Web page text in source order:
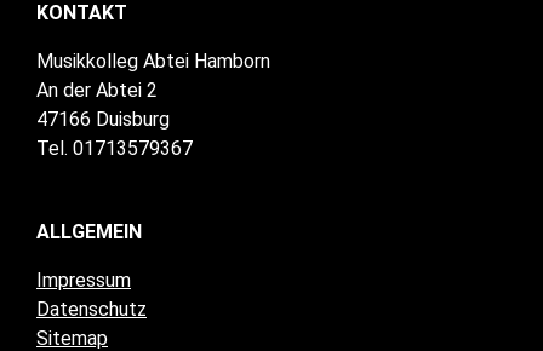
KONTAKT
Musikkolleg Abtei Hamborn
An der Abtei 2
47166 Duisburg
Tel. 01713579367
ALLGEMEIN
Impressum
Datenschutz
Sitemap